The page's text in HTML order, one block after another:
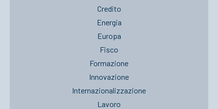
Credito
Energia
Europa
Fisco
Formazione
Innovazione
Internazionalizzazione
Lavoro